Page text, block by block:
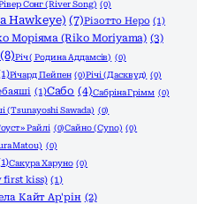
Сонг (River Song) (0)
Hawkeye) (7)Різотто Неро (1)
Моріяма (Riko Moriyama) (3)
(8)Річ ( Родина Аддамсів) (0)
Річард Пейпен (0)Річі (Дасквуд) (0)
(1)Сабо (4)Сабріна Грімм (0)
(Tsunayoshi Sawada) (0)
Райлі (0)Сайно (Cyno) (0)
Matou) (0)
Сакура Харуно (0)
first kiss) (1)
Кайт Ар'рін (2)